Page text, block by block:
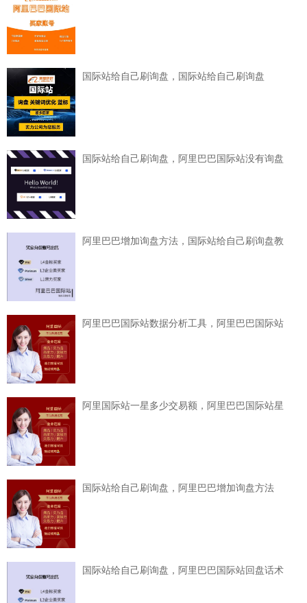
国际站给自己刷询盘，国际站给自己刷询盘
国际站给自己刷询盘，阿里巴巴国际站没有询盘
阿里巴巴增加询盘方法，国际站给自己刷询盘教
阿里巴巴国际站数据分析工具，阿里巴巴国际站
阿里国际站一星多少交易额，阿里巴巴国际站星
国际站给自己刷询盘，阿里巴巴增加询盘方法
国际站给自己刷询盘，阿里巴巴国际站回盘话术